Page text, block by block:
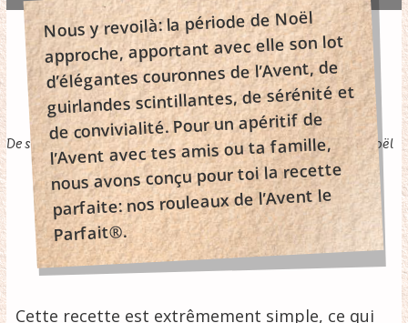
Savourer en fête
De savoureux rouleaux de l’Avent pour les apéritifs d’avant Noël
>
Nous y revoilà: la période de Noël
approche, apportant avec elle son lot
d’élégantes couronnes de l’Avent, de
guirlandes scintillantes, de sérénité et
de convivialité. Pour un apéritif de
l’Avent avec tes amis ou ta famille,
nous avons conçu pour toi la recette
parfaite: nos rouleaux de l’Avent le
Parfait®.
Nous y revoilà: la période de Noël
approche, apportant avec elle son lot
d’élégantes couronnes de l’Avent, de
guirlandes scintillantes, de sérénité et
de convivialité. Pour un apéritif de
l’Avent avec tes amis ou ta famille,
nous avons conçu pour toi la recette
parfaite: nos rouleaux de l’Avent le
Parfait®.
Cette recette est extrêmement simple, ce qui